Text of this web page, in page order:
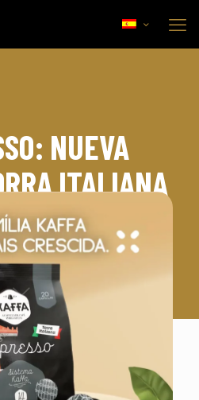
NUEVA
ITALIANA
Comercial